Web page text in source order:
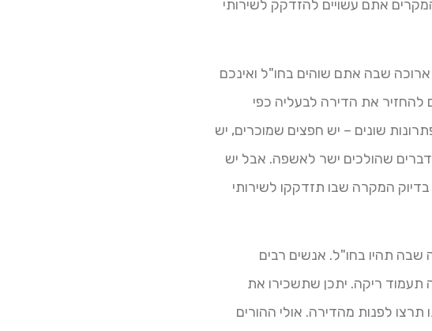
אתם עשויים להזדקק לשירותי
שבה אתם שוהים בחו"ל ואינכם
את הדירה לבעליה כפי
שונים – יש חפצים שמוכרים, יש
שהולכים ישר לאשפה. אבל יש
המקרה שבו תזדקקו לשירותי
תהיו בחו"ל. אנשים רבים
ריקה. יתכן שתשכירו את
לפנות מהדירה. אולי ההורים